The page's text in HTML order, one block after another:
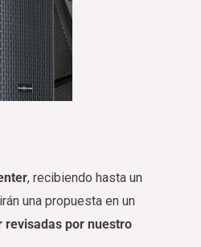
, recibiendo hasta un
una propuesta en un
revisadas por nuestro